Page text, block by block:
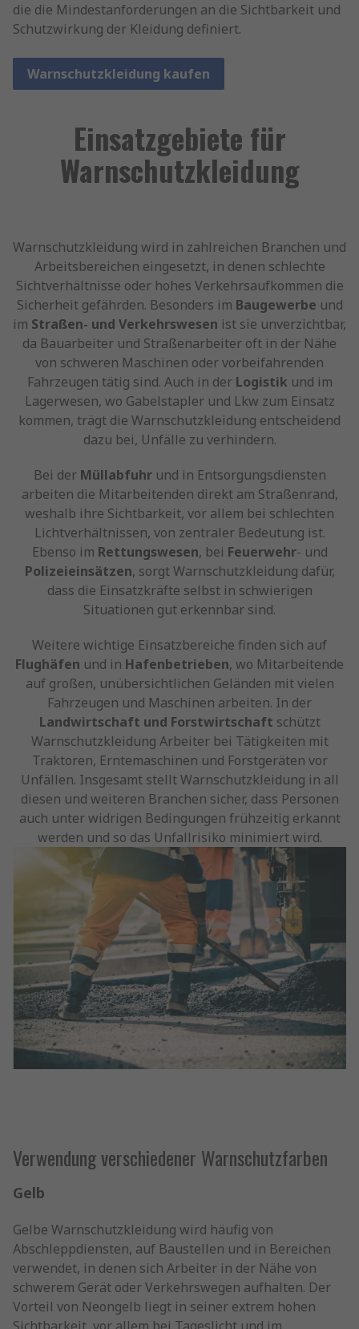
die die Mindestanforderungen an die Sichtbarkeit und
Schutzwirkung der Kleidung definiert.
Warnschutzkleidung kaufen
Einsatzgebiete für
Warnschutzkleidung
Warnschutzkleidung wird in zahlreichen Branchen und
Arbeitsbereichen eingesetzt, in denen schlechte
Sichtverhältnisse oder hohes Verkehrsaufkommen die
Sicherheit gefährden. Besonders im Baugewerbe und
im Straßen- und Verkehrswesen ist sie unverzichtbar,
da Bauarbeiter und Straßenarbeiter oft in der Nähe
von schweren Maschinen oder vorbeifahrenden
Fahrzeugen tätig sind. Auch in der Logistik und im
Lagerwesen, wo Gabelstapler und Lkw zum Einsatz
kommen, trägt die Warnschutzkleidung entscheidend
dazu bei, Unfälle zu verhindern.
Bei der Müllabfuhrund in Entsorgungsdiensten
arbeiten die Mitarbeitenden direkt am Straßenrand,
weshalb ihre Sichtbarkeit, vor allem bei schlechten
Lichtverhältnissen, von zentraler Bedeutung ist.
Ebenso im Rettungswesen, bei Feuerwehr- und
Polizeieinsätzen, sorgt Warnschutzkleidung dafür,
dass die Einsatzkräfte selbst in schwierigen
Situationen gut erkennbar sind.
Weitere wichtige Einsatzbereiche finden sich auf
Flughäfen und in Hafenbetrieben, wo Mitarbeitende
auf großen, unübersichtlichen Geländen mit vielen
Fahrzeugen und Maschinen arbeiten. In der
Landwirtschaft und Forstwirtschaft schützt
Warnschutzkleidung Arbeiter bei Tätigkeiten mit
Traktoren, Erntemaschinen und Forstgeräten vor
Unfällen. Insgesamt stellt Warnschutzkleidung in all
diesen und weiteren Branchen sicher, dass Personen
auch unter widrigen Bedingungen frühzeitig erkannt
werden und so das Unfallrisiko minimiert wird.
Verwendung verschiedener Warnschutzfarben
Gelb
Gelbe Warnschutzkleidung wird häufig von
Abschleppdiensten, auf Baustellen und in Bereichen
verwendet, in denen sich Arbeiter in der Nähe von
schwerem Gerät oder Verkehrswegen aufhalten. Der
Vorteil von Neongelb liegt in seiner extrem hohen